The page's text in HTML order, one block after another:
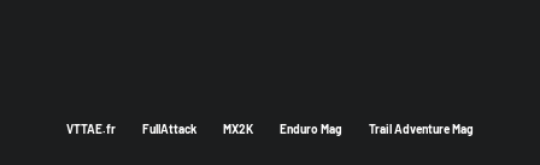
VTTAE.fr FullAttack MX2K Enduro Mag Trail Adventure Mag